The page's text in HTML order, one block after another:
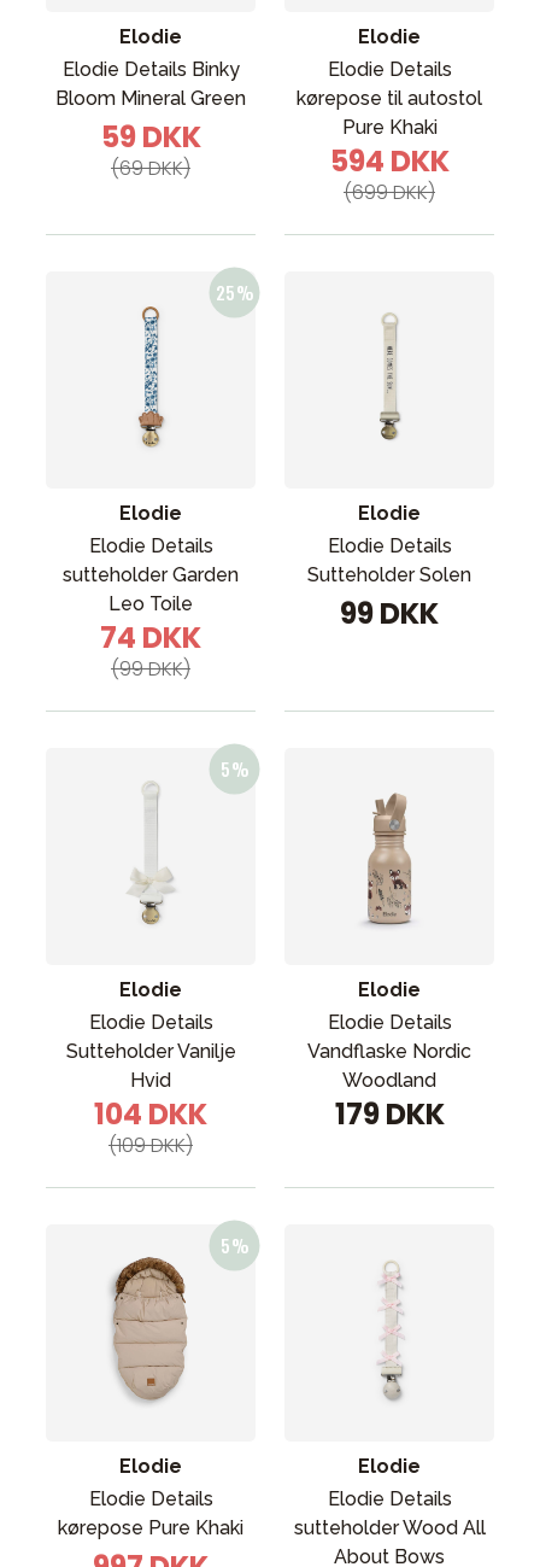
Elodie
Elodie Details Binky
Bloom Mineral Green
59 DKK
(69 DKK)
Elodie
Elodie Details
kørepose til autostol
Pure Khaki
594 DKK
(699 DKK)
Elodie
Elodie Details
sutteholder Garden
Leo Toile
74 DKK
(99 DKK)
Elodie
Elodie Details
Sutteholder Solen
99 DKK
Elodie
Elodie Details
Sutteholder Vanilje
Hvid
104 DKK
(109 DKK)
Elodie
Elodie Details
Vandflaske Nordic
Woodland
179 DKK
Elodie
Elodie Details
kørepose Pure Khaki
Elodie
Elodie Details
sutteholder Wood All
About Bows